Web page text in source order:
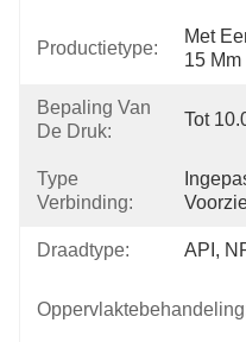
Productietype:
Met
15 Mm
Bepaling Van
De Druk:
Tot
Type
Verbinding:
Draadtype: API,